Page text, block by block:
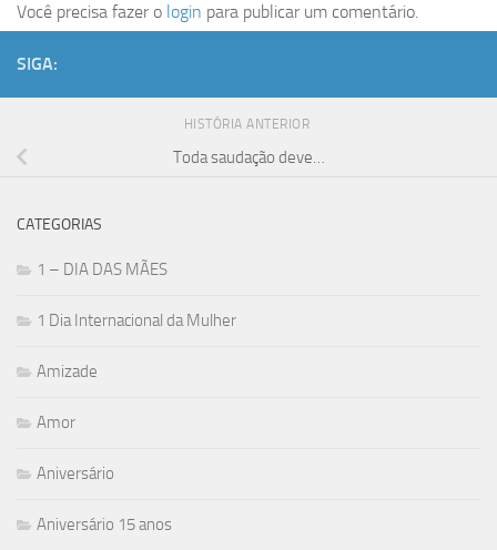
Você precisa fazer o login para publicar um comentário.
SIGA:
HISTÓRIA ANTERIOR
Toda saudação deve…
CATEGORIAS
1 – DIA DAS MÃES
1 Dia Internacional da Mulher
Amizade
Amor
Aniversário
Aniversário 15 anos